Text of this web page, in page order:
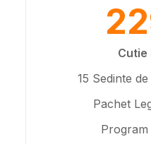
Cutie
15 Sedinte
Pachet
Program